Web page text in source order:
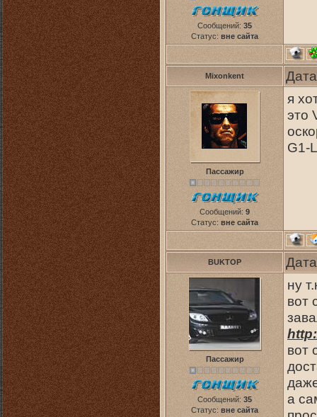
Сообщений: 35
Статус: вне сайта
Mixonkent
Пассажир
Сообщений: 9
Статус: вне сайта
я
это
G1-
BUKTOP
Пассажир
Сообщений: 35
Статус: вне сайта
ну
вот
вот
а